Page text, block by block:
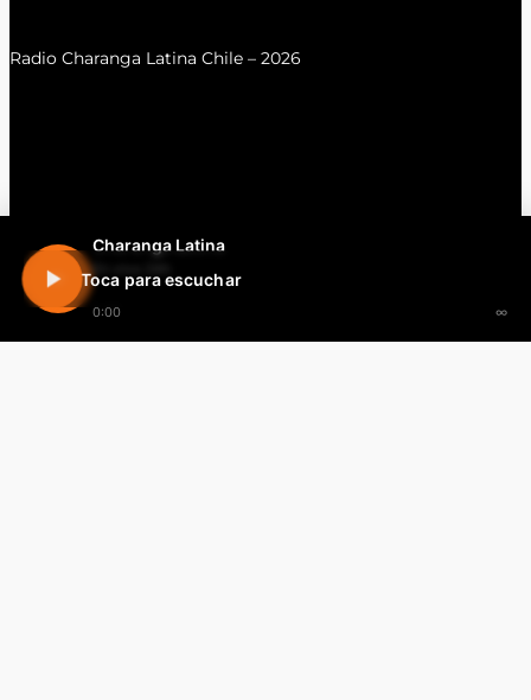
Charanga Latina
En vivo 24h
0:00 ∞
Toca para escuchar
Radio Charanga Latina Chile – 2026